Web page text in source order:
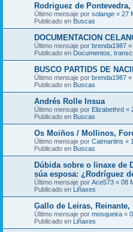
Rodriguez de
Último mensaje por solange « 27
Publicado en Buscas
DOCUMENTACION
Último mensaje por brenda1987 «
Publicado en Documentos,
BUSCO PARTIDS DE
Último mensaje por brenda1987 «
Publicado en Buscas
Andrés Rolle Insua
Último mensaje por Elizabethrd «
Publicado en Buscas
Os Moiños / Mollinos,
Último mensaje por Catmartins «
Publicado en Buscas
Dúbida sobre o linaxe de
súa esposa: ¿Rodríguez
Último mensaje por Ace573 « 08
Publicado en Liñaxes
Gallo de Leiras,
Último mensaje por mosqueira «
Publicado en Liñaxes